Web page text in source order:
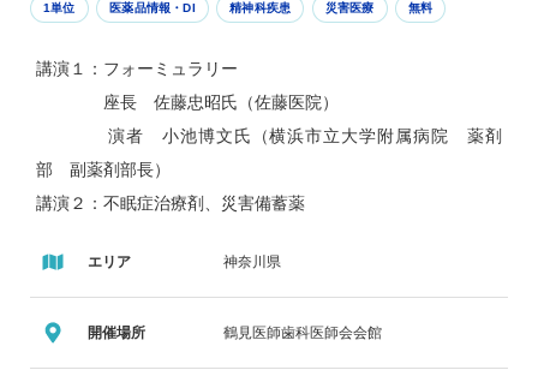
1単位 医薬品情報・DI 精神科疾患 災害医療 無料
講演１：フォーミュラリー
座長 佐藤忠昭氏（佐藤医院）
演者 小池博文氏（横浜市立大学附属病院 薬剤
部 副薬剤部長）
講演２：不眠症治療剤、災害備蓄薬
演者 菅野 浩氏（済生会横浜東部病院 薬剤部
薬剤部長）
エリア 神奈川県
開催場所 鶴見医師歯科医師会会館